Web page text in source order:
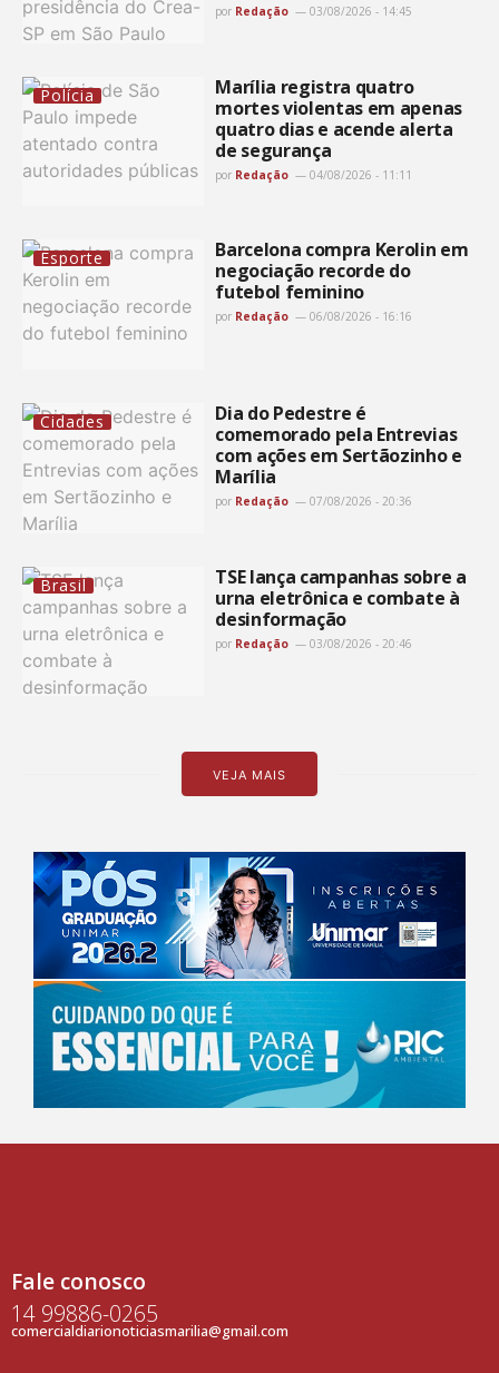
por Redação 03/08/2026 - 14:45
Polícia
Marília registra quatro
mortes violentas em apenas
quatro dias e acende alerta
de segurança
por Redação 04/08/2026 - 11:11
Esporte
Barcelona compra Kerolin em
negociação recorde do
futebol feminino
por Redação 06/08/2026 - 16:16
Cidades
Dia do Pedestre é
comemorado pela Entrevias
com ações em Sertãozinho e
Marília
por Redação 07/08/2026 - 20:36
Brasil
TSE lança campanhas sobre a
urna eletrônica e combate à
desinformação
por Redação 03/08/2026 - 20:46
VEJA MAIS
Fale conosco
14 99886-0265
comercialdiarionoticiasmarilia@gmail.com